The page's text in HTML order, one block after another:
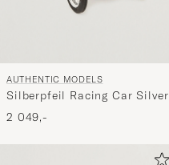
AUTHENTIC MODELS
Silberpfeil Racing Car Silver
2 049,-